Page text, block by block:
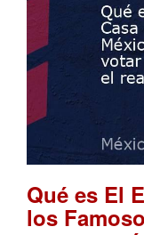
Qué es El
los